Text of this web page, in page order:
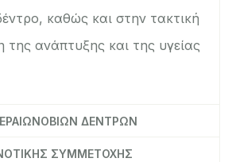
καθώς και στην τακτική
ανάπτυξης και της υγείας
ΔΕΝΤΡΩΝ
ΣΥΜΜΕΤΟΧΗΣ